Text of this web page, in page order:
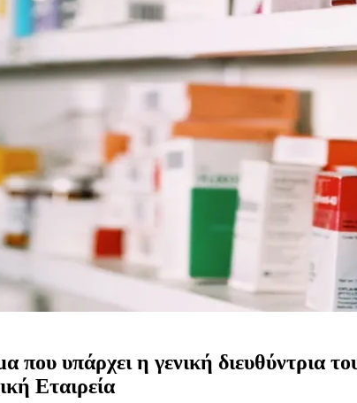
που υπάρχει η γενική διευθύντρια
Εταιρεία